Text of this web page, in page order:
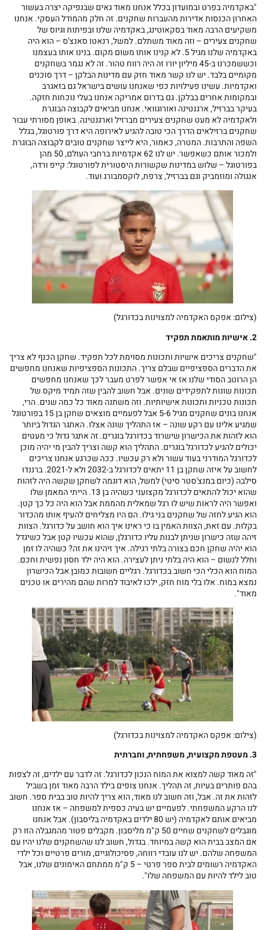
"באקדמיה בפרט ובמועדון בכלל אנחנו מאוד גאים שבנפיקה יצרה בעשור
האחרון הכנסות אדירות מהעברות שחקנים. זה חלק מהמודל העסקי. אנחנו
משקיעים הרבה מאוד בסקאוטינג, באקדמיה שלנו ובפיתוח וגיוס של
שחקנים צעירים – וזה מאוד משתלם. למשל, רנאטו סאנצ'ס – הוא היה
באקדמיה שלנו מגיל 5. לא קנינו אותו משום מקום. בנינו אותו בעצמנו
וכששמכרנו ב-45 מיליון יורו זה היה רווח טהור. זה לא נגמר בשחקנים
מקומיים בלבד. יש לנו קשר מאוד חזק עם מדינות הבלקן – דרך סוכנים
ואקדמיות. עשינו פעילויות כפי שאנחנו עושים בישראל גם בזאגרב
ובמקומות אחרים בבלקן. גם בדרום אמריקה אנחנו בעלי נוכחות חזקה.
בעיקר בברזיל, ארגנטינה ואורוגוואי. אנחנו מביאים לקבוצה הבוגרת
ולאקדמיה לא מעט שחקנים צעירים מברזיל וארגנטינה. באופן מסורתי עבור
שחקנים ברזילאים הדרך הכי טובה להגיע לאירופה היא דרך פורטוגל, בגלל
השפה והתרבות. המטרה, כאמור, היא לייצר שחקנים טובים לקבוצה הבוגרת
ולמכור אותם כשאפשר. יש לנו 62 אקדמיות ברחבי העולם, 50 מהן
בפורטוגל – שלוש במדינות שקשורות היסטורית לפורטוגל: קייפ ורדה,
אנגולה ומוזמביק וגם בברזיל, צרפת, לוקסמבורג ועוד.
(צילום: אפקס האקדמיה למצוינות בכדורגל)
2. אישיות מותאמת תפקיד
"שחקנים צריכים אישיות ותכונות מסוימת לכל תפקיד. שחקן הכנף לא צריך
את הדברים הספציפיים שבלם צריך. התכונות הספציפיות שאנחנו מחפשים
הן הרוטב הסודי שלנו אז אי אפשר לפרט מעבר לכך שאנחנו מחפשים
תכונות שונות לתפקידים שונים. אבל חשוב להבין שזה תמיד מיקס של
תכונות טכניות ותכונות אישיותיות. וזה משתנה מאוד כל כמה שנים. הרי,
אנחנו בונים שחקנים מגיל 5-6 אבל לפעמיים מוצאים שחקן בן 15 בפורטוגל
שמגיע אלינו עם רקע שונה – אז התהליך שונה אצלו. האתגר הגדול ביותר
הוא לזהות את הכישרון שישרוד בכדורגל בוגרים. זה אתגר גדול כי מעטים
יכולים להגיע לכדורגל בוגרים. התהליך הוא קשה וצריך להבין מי יהיה מוכן
לכדורגל המודרני בעוד עשור ולא רק עכשיו. ככה שכרגע אנחנו צריכים
לחשוב על איזה שחקן בן 11 יתאים לכדורגל ב-2032 ולא ל-2021. ברננדו
סילבה (כיום במנצ'סטר סיטי) למשל, הוא דוגמה לשחקן שקשה היה לזהות
שהוא יכול להתאים לכדורגל מקצועני כשהיה בן 13. הייתי המאמן שלו
ואפשר היה לראות שיש לו רגל שמאלית מהממת אבל הוא היה כל כך קטן.
הוא הגיע לחזה של שחקנים בני גילו. הם היו מצליחים להעיף אותו מהכדור
בקלות. עם זאת, הצוות האמין בו כי ראינו איך הוא חושב על כדורגל. הצוות
זיהה שזה כישרון שניתן לבנות עליו כדורגלן, שהוא עכשיו קטן אבל כשיגדל
הוא יהיה שחקן חכם בצורה בלתי רגילה. איך זיהינו את זה? כשהיה לו זמן
וחלל לנשום – הוא היה בלתי ניתן לעצירה. הוא היה ילד חסון נפשית וחכם.
המוח הוא הכלי הכי חשוב בכדורגל. רגליים חשובות כמובן אבל הכישרון
נמצא במוח. אלו בלי מוח חזק, ילכו לאיבוד למרות שהם מהירים או טכנים
מאוד".
(צילום: אפקס האקדמיה למצוינות בכדורגל)
3. מעטפת מקצועית, משפחתית, וחברתית
"זה מאוד קשה למצוא את המוח הנכון לכדורגל. זה לדבר עם ילדים, זה לצפות
בהם פותרים בעיות, זה תהליך. אנחנו צופים בילד הרבה מאוד זמן בשביל
לזהות את זה. אבל, וזה חשוב לנו מאוד, הוא צריך להיות טוב בבית ספר. חשוב
לנו הרקע המשפחתי. לפעמיים יש בעיה כספית למשפחה – אז אנחנו
מביאים אותם לאקדמיה (יש 80 ילדים באקדמיה בליסבון). אבל אנחנו
מוגבלים לשחקנים שחיים 50 ק"מ מליסבון. מקבלים פטור מהמגבלה הזו רק
אם המצב בבית הוא קשה במיוחד. בגדול, חשוב לנו שהשחקנים שלנו יהיו עם
המשפחה שלהם. יש לנו עובדי רווחה, פסיכולוגיים, מורים פרטיים וכל ילדי
האקדמיה רשומים לבית ספר פרטי – 5 ק"מ ממתחם האימונים שלנו, אבל
טוב לילד להיות עם המשפחה שלו".